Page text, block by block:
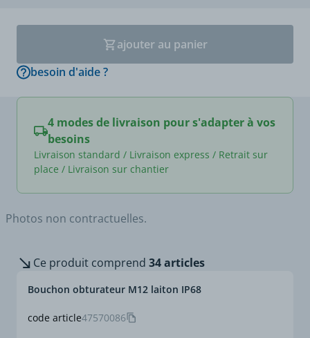
Photos non contractuelles.
ajouter au panier
besoin d'aide ?
4 modes de livraison pour s'adapter à vos
besoins
Livraison standard / Livraison express / Retrait sur
place / Livraison sur chantier
Ce produit comprend 34 articles
code article47570086
Bouchon obturateur M12 laiton IP68